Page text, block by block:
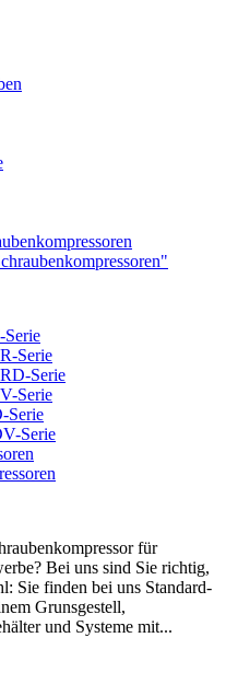
Serie
Serie
Serie
Serie
Serie
Serie
für
Bei uns sind Sie richtig,
Sie finden bei uns Standard-
Grunsgestell,
und Systeme mit...